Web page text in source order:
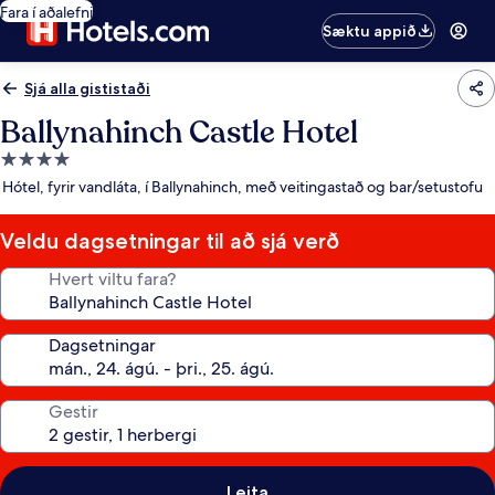
Fara í aðalefni
Sæktu appið
Sjá alla gististaði
Ballynahinch Castle Hotel
4.0
stjörnu
Hótel, fyrir vandláta, í Ballynahinch, með veitingastað og bar/setustofu
Veldu dagsetningar til að sjá verð
Hvert viltu fara?
Dagsetningar
Gestir